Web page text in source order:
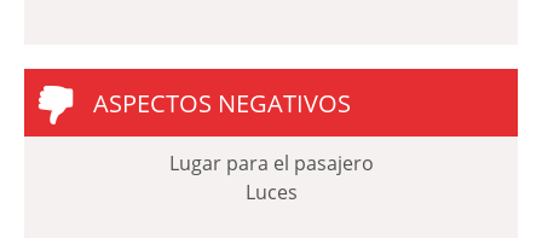
ASPECTOS NEGATIVOS
Lugar para el pasajero
Luces